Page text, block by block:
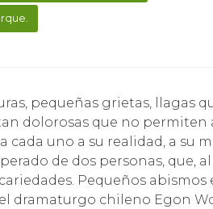
dolorosas que no permiten
cada uno a su realidad, a su
de dos personas, que,
Pequeños
dramaturgo chileno Egon